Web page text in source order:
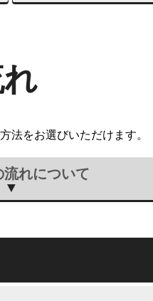
法をお選びいただけます。
れについて